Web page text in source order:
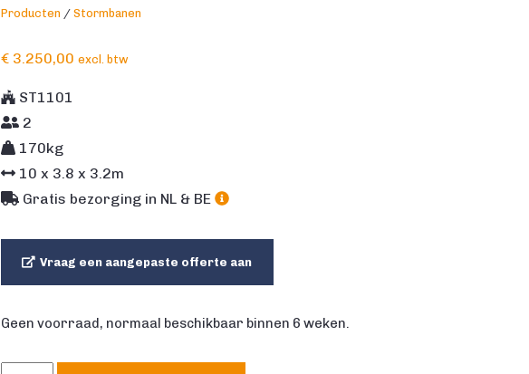
Producten / Stormbanen
€3.250,00 excl. btw
ST1101
2
170kg
10 x 3.8 x 3.2m
Gratis bezorging in NL & BE
Vraag een aangepaste offerte aan
Geen voorraad, normaal beschikbaar binnen 6 weken.